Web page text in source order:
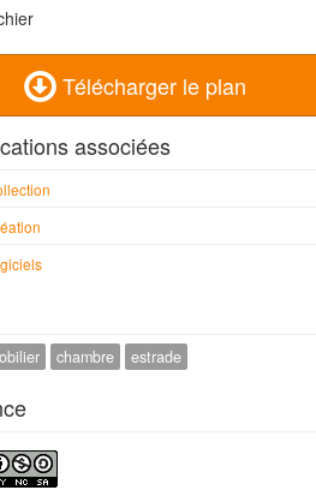
Télécharger le plan
associées
chambre estrade